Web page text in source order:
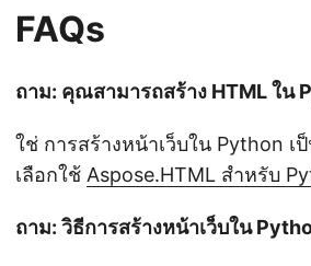
FAQs
ถาม: คุณสามารถสร้าง HTML ใน
ใช่ การสร้างหน้าเว็บใน Python เ
เลือกใช้ Aspose.HTML สำหรับ
ถาม: วิธีการสร้างหน้าเว็บใน